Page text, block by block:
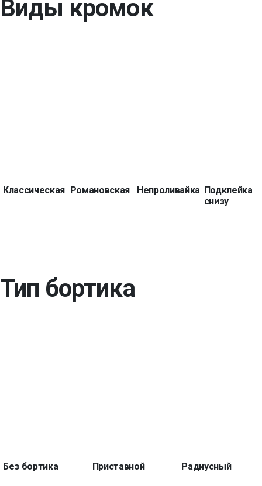
Виды кромок
Классическая Романовская Непроливайка Подклейка
снизу
Тип бортика
Без бортика Приставной Радиусный